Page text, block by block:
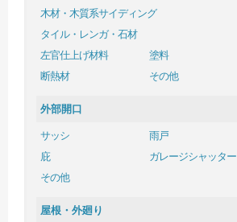
木材・木質系サイディング
タイル・レンガ・石材
左官仕上げ材料
塗料
断熱材
その他
外部開口
サッシ
雨戸
庇
ガレージシャッター
その他
屋根・外廻り